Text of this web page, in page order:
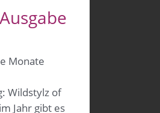
Monate
Wildstylz of
Jahr gibt es